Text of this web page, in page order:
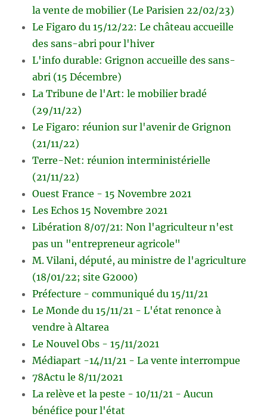
la vente de mobilier (Le Parisien 22/02/23)
Le Figaro du 15/12/22: Le château accueille
des sans-abri pour l'hiver
L'info durable: Grignon accueille des sans-
abri (15 Décembre)
La Tribune de l'Art: le mobilier bradé
(29/11/22)
Le Figaro: réunion sur l'avenir de Grignon
(21/11/22)
Terre-Net: réunion interministérielle
(21/11/22)
Ouest France - 15 Novembre 2021
Les Echos 15 Novembre 2021
Libération 8/07/21: Non l'agriculteur n'est
pas un "entrepreneur agricole"
M. Vilani, député, au ministre de l'agriculture
(18/01/22; site G2000)
Préfecture - communiqué du 15/11/21
Le Monde du 15/11/21 - L'état renonce à
vendre à Altarea
Le Nouvel Obs - 15/11/2021
Médiapart -14/11/21 - La vente interrompue
78Actu le 8/11/2021
La relève et la peste - 10/11/21 - Aucun
bénéfice pour l'état